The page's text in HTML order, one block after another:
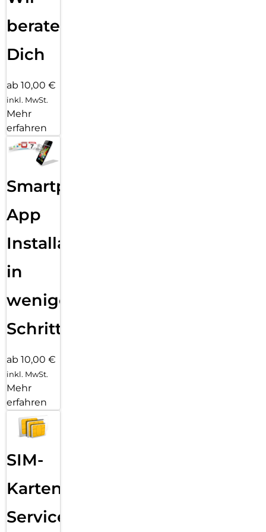
beraten
Dich
ab 10,00 €
inkl. MwSt.
Mehr
erfahren
Smartphone
App
Installation
in
wenigen
Schritten
ab 10,00 €
inkl. MwSt.
Mehr
erfahren
SIM-
Karten
Service: